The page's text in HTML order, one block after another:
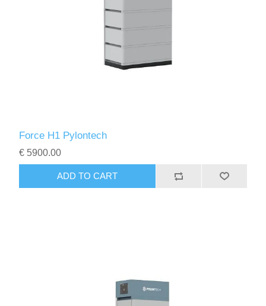
Force H1 Pylontech
€ 5900.00